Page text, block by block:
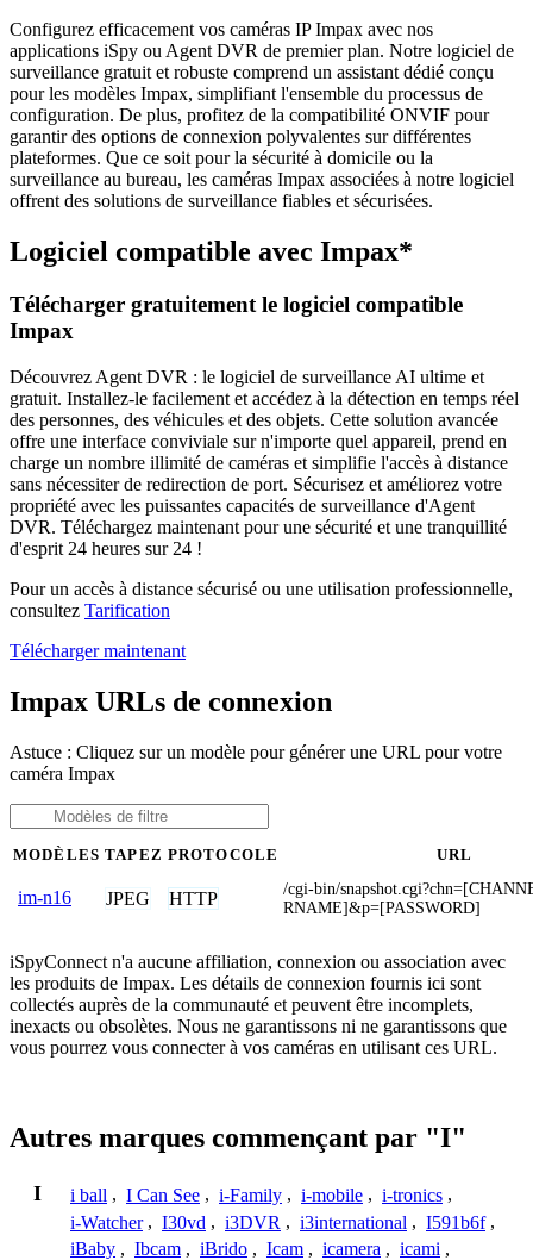
Configurez efficacement vos caméras IP Impax avec nos
applications iSpy ou Agent DVR de premier plan. Notre logiciel de
surveillance gratuit et robuste comprend un assistant dédié conçu
pour les modèles Impax, simplifiant l'ensemble du processus de
configuration. De plus, profitez de la compatibilité ONVIF pour
garantir des options de connexion polyvalentes sur différentes
plateformes. Que ce soit pour la sécurité à domicile ou la
surveillance au bureau, les caméras Impax associées à notre logiciel
offrent des solutions de surveillance fiables et sécurisées.
Logiciel compatible avec Impax*
Télécharger gratuitement le logiciel compatible
Impax
Découvrez Agent DVR : le logiciel de surveillance AI ultime et
gratuit. Installez-le facilement et accédez à la détection en temps réel
des personnes, des véhicules et des objets. Cette solution avancée
offre une interface conviviale sur n'importe quel appareil, prend en
charge un nombre illimité de caméras et simplifie l'accès à distance
sans nécessiter de redirection de port. Sécurisez et améliorez votre
propriété avec les puissantes capacités de surveillance d'Agent
DVR. Téléchargez maintenant pour une sécurité et une tranquillité
d'esprit 24 heures sur 24 !
Pour un accès à distance sécurisé ou une utilisation professionnelle,
consultez Tarification
Télécharger maintenant
Impax URLs de connexion
Astuce : Cliquez sur un modèle pour générer une URL pour votre
caméra Impax
MODÈLES TAPEZ PROTOCOLE URL
im-n16 JPEG HTTP
/cgi-bin/
RNAME]&p=[PASSWORD]
iSpyConnect n'a aucune affiliation, connexion ou association avec
les produits de Impax. Les détails de connexion fournis ici sont
collectés auprès de la communauté et peuvent être incomplets,
inexacts ou obsolètes. Nous ne garantissons ni ne garantissons que
vous pourrez vous connecter à vos caméras en utilisant ces URL.
Autres marques commençant par "I"
I i ball , I Can See , i-Family , i-mobile , i-tronics ,
i-Watcher , I30vd , i3DVR , i3international , I591b6f ,
iBaby , Ibcam , iBrido , Icam , icamera , icami ,